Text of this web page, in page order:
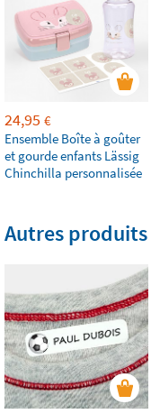
24,95 €
Ensemble Boîte à goûter
et gourde enfants Lässig
Chinchilla personnalisée
Autres